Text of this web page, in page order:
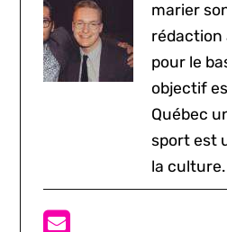
marier
rédaction
pour le
objectif
Québec
sport est
la culture.